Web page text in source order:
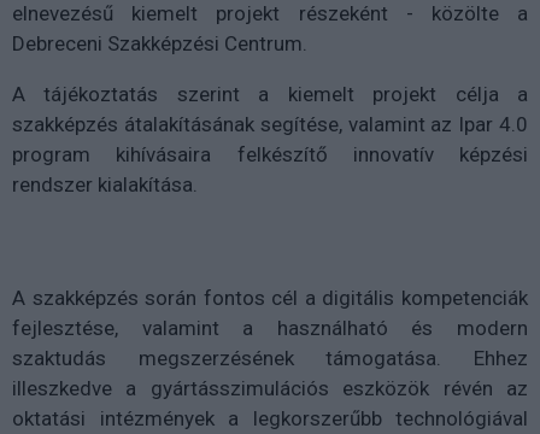
elnevezésű kiemelt projekt részeként - közölte a
Debreceni Szakképzési Centrum.
A tájékoztatás szerint a kiemelt projekt célja a
szakképzés átalakításának segítése, valamint az Ipar 4.0
program kihívásaira felkészítő innovatív képzési
rendszer kialakítása.
A szakképzés során fontos cél a digitális kompetenciák
fejlesztése, valamint a használható és modern
szaktudás megszerzésének támogatása. Ehhez
illeszkedve a gyártásszimulációs eszközök révén az
oktatási intézmények a legkorszerűbb technológiával